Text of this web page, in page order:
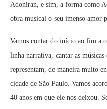
Adoniran, e sim, a forma como
obra musical o seu imenso amor
Vamos contar do início ao fim a
linha narrativa, cantar as
representam, de maneira muito
cidade de São Paulo. Vamos
40 anos em que ele nos deixou.